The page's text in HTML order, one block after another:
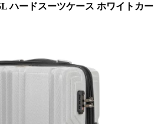
ハードスーツケース ホワイトカー